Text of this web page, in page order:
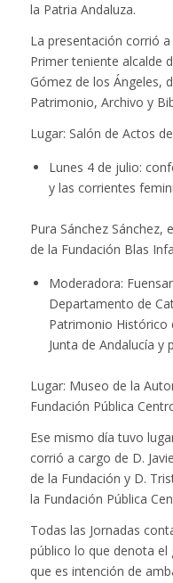
la Patria Andaluza.
La presentación corrió
Primer teniente alcalde
Gómez de los Ángeles,
Patrimonio, Archivo y
Lugar: Salón de Actos
Lunes 4 de julio:
y las corrientes
Pura Sánchez
de la Fundación Blas
Moderadora:
Departamento de
Patrimonio Histórico
Junta de Andalucía y
Lugar: Museo de la
Fundación Pública
Ese mismo día tuvo
corrió a cargo de D.
de la Fundación y D.
la Fundación Pública
Todas las Jornadas
público lo que denota el
que es intención de